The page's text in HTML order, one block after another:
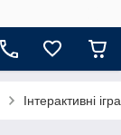
Інтерактивні